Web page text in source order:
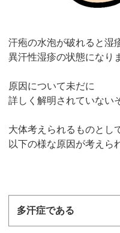
汗疱の水泡が破れると湿
異汗性湿疹の状態になり
原因について未だに
詳しく解明されていない
大体考えられるものとし
以下の様な原因が考えら
多汗症である